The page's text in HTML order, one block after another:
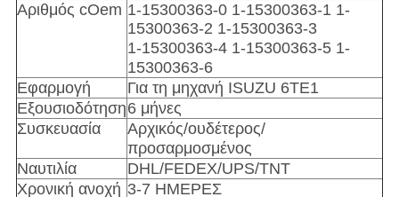
Αριθμός cOem 1-15300363-01-15300363-1 1-
15300363-2 1-15300363-3
1-15300363-4 1-15300363-5 1-
15300363-6
Εφαρμογή
Για τη μηχανή ISUZU 6TE1
Εξουσιοδότηση6 μήνες
Συσκευασία
Αρχικός/ουδέτερος/
προσαρμοσμένος
Ναυτιλία
DHL/FEDEX/UPS/TNT
Χρονική ανοχή 3-7 ΗΜΕΡΕΣ